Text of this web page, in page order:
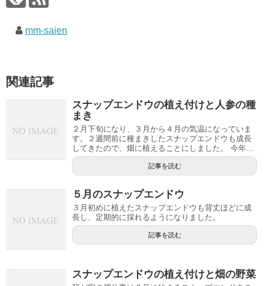
mm-saien
関連記事
スナップエンドウの植え付けと人参の種
まき
２月下旬になり、３月から４月の気温になっていま
す。２週間前に種まきしたスナップエンドウも成長
してきたので、畑に植えることにしました。 今年...
記事を読む
５月のスナップエンドウ
３月初めに植えたスナップエンドウも背丈ほどに成
長し、定期的に採れるようになりました。
記事を読む
スナップエンドウの植え付けと畑の野菜